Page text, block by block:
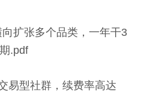
扩张多个品类，一年干3
.pdf
易型社群，续费率高达